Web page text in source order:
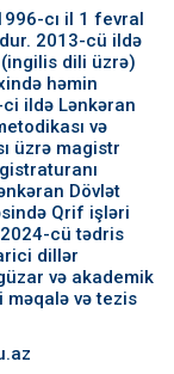
cı il 1 fevral
2013-cü ildə
dili üzrə)
həmin
ildə Lənkəran
və
üzrə magistr
Dövlət
Qrif işləri
2024-cü tədris
dillər
və akademik
və tezis